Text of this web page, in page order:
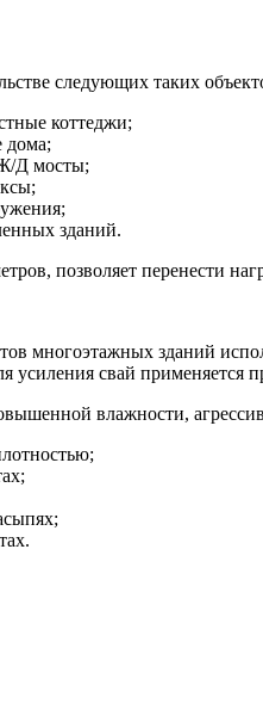
следующих таких
коттеджи;
дома;
Д мосты;
зданий.
позволяет перенести
многоэтажных зданий
усиления свай применяется
влажности,